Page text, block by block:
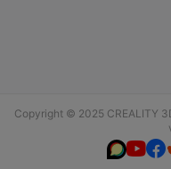
Copyright © 2025 CREALITY
